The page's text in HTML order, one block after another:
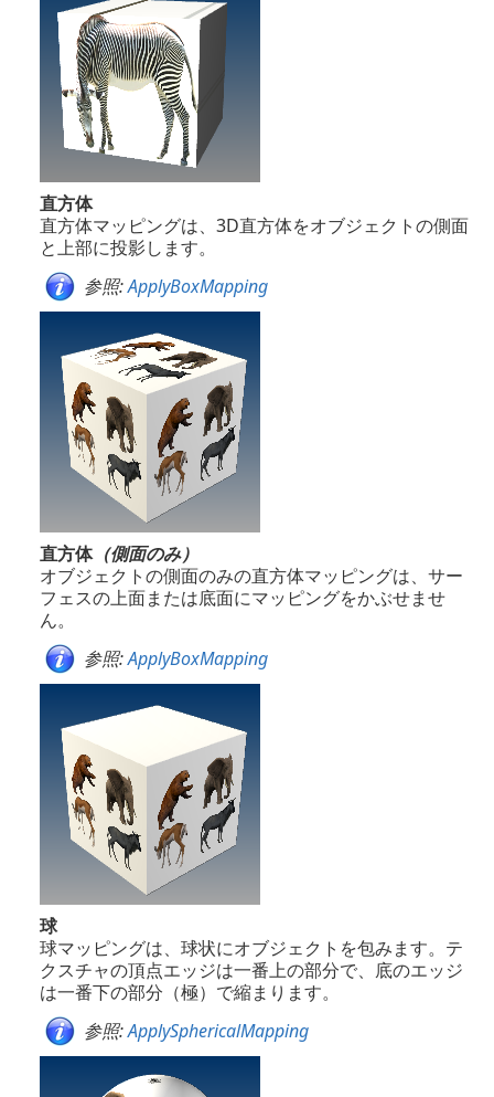
直方体
直方体マッピングは、3D直方体をオブジェクトの側面
と上部に投影します。
参照:ApplyBoxMapping
直方体（側面のみ）
オブジェクトの側面のみの直方体マッピングは、サー
フェスの上面または底面にマッピングをかぶせませ
ん。
参照:ApplyBoxMapping
球
球マッピングは、球状にオブジェクトを包みます。テ
クスチャの頂点エッジは一番上の部分で、底のエッジ
は一番下の部分（極）で縮まります。
参照:ApplySphericalMapping